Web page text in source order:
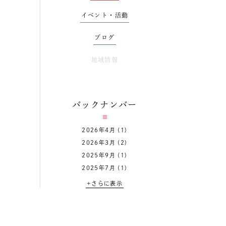
イベント・活動
ブログ
地域情報
バックナンバー
2026年4月 (1)
2026年3月 (2)
2025年9月 (1)
2025年7月 (1)
+さらに表示